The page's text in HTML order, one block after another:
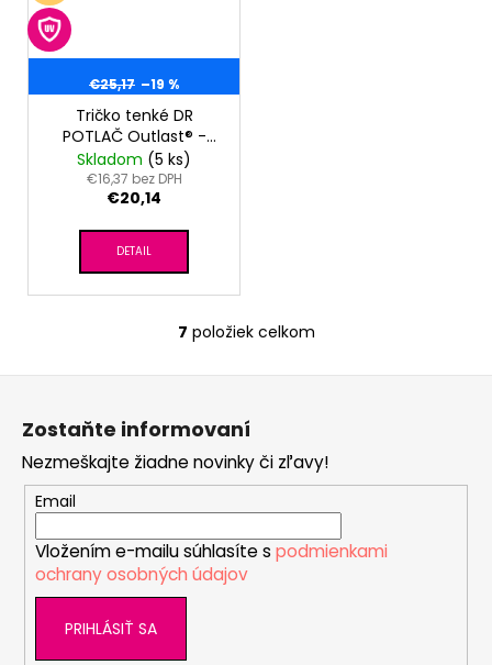
€25,17 –19 %
Tričko tenké DR
POTLAČ Outlast® -
biela lúka
Skladom (5 ks)
€16,37 bez DPH
€20,14
DETAIL
O
v
á
d
a
c
i
e
p
r
7 položiek celkom
Zostaňte informovaní
Nezmeškajte žiadne novinky či zľavy!
Email
Vložením e-mailu súhlasíte s podmienkami
ochrany osobných údajov
PRIHLÁSIŤ SA